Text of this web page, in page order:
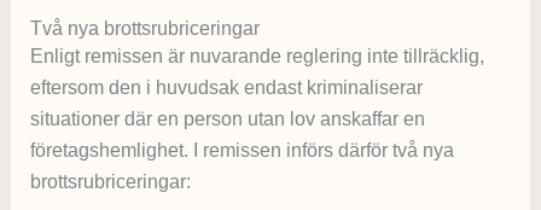
Två nya brottsrubriceringar
Enligt remissen är nuvarande reglering inte tillräcklig,
eftersom den i huvudsak endast kriminaliserar
situationer där en person utan lov anskaffar en
företagshemlighet. I remissen införs därför två nya
brottsrubriceringar: